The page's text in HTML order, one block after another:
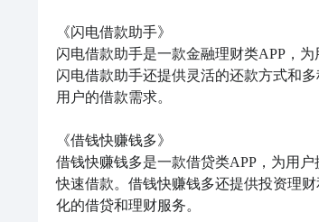
《闪电借款助手》
闪电借款助手是一款金融理财类APP，
闪电借款助手还提供灵活的还款方式和
用户的借款需求。
《借钱快赚钱多》
借钱快赚钱多是一款借贷类APP，为用
快速借款。借钱快赚钱多还提供投资理
化的借贷和理财服务。